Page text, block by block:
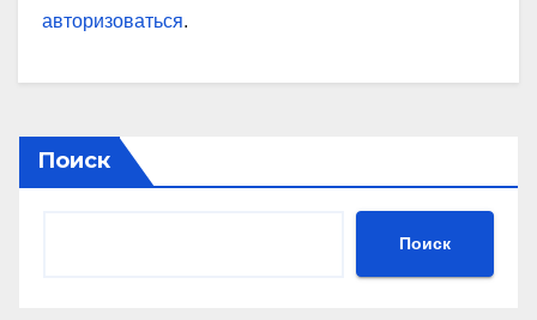
авторизоваться.
Поиск
Поиск